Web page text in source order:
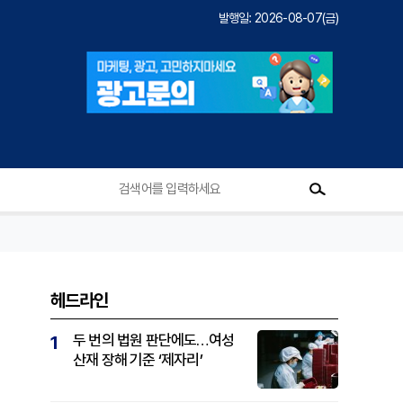
발행일: 2026-08-07(금)
헤드라인
1
두 번의 법원 판단에도…여성
산재 장해 기준 ‘제자리’